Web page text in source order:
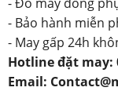
- Bảo hành miễn
- May gấp 24h
Hotline đặt may:
Email: